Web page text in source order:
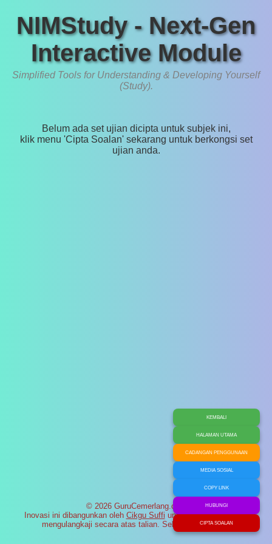
NIMStudy - Next-Gen
Interactive Module
Simplified Tools for Understanding & Developing Yourself
(Study).
Belum ada set ujian dicipta untuk subjek ini,
klik menu 'Cipta Soalan' sekarang untuk berkongsi set
ujian anda.
© 2026 GuruCemerlang.com
Inovasi ini dibangunkan oleh Cikgu Suffi untuk membantu murid
mengulangkaji secara atas talian. Selamat maju jaya!
KEMBALI
HALAMAN UTAMA
CADANGAN PENGGUNAAN
MEDIA SOSIAL
COPY LINK
HUBUNGI
CIPTA SOALAN